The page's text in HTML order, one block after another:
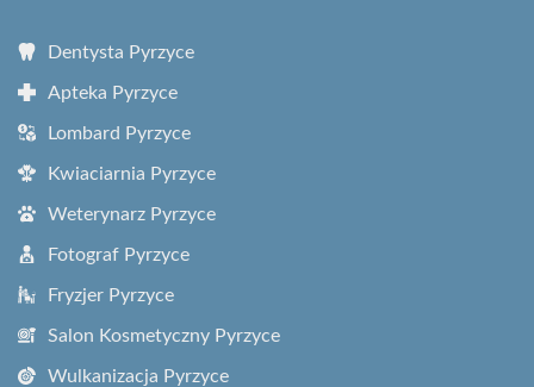
Dentysta Pyrzyce
Apteka Pyrzyce
Lombard Pyrzyce
Kwiaciarnia Pyrzyce
Weterynarz Pyrzyce
Fotograf Pyrzyce
Fryzjer Pyrzyce
Salon Kosmetyczny Pyrzyce
Wulkanizacja Pyrzyce